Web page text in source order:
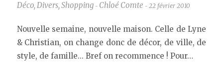
Déco, Divers, Shopping - Chloé Comte - 22 février 2010
Nouvelle semaine, nouvelle maison. Celle de Lyne
& Christian, on change donc de décor, de ville, de
style, de famille... Bref on recommence ! Pour…